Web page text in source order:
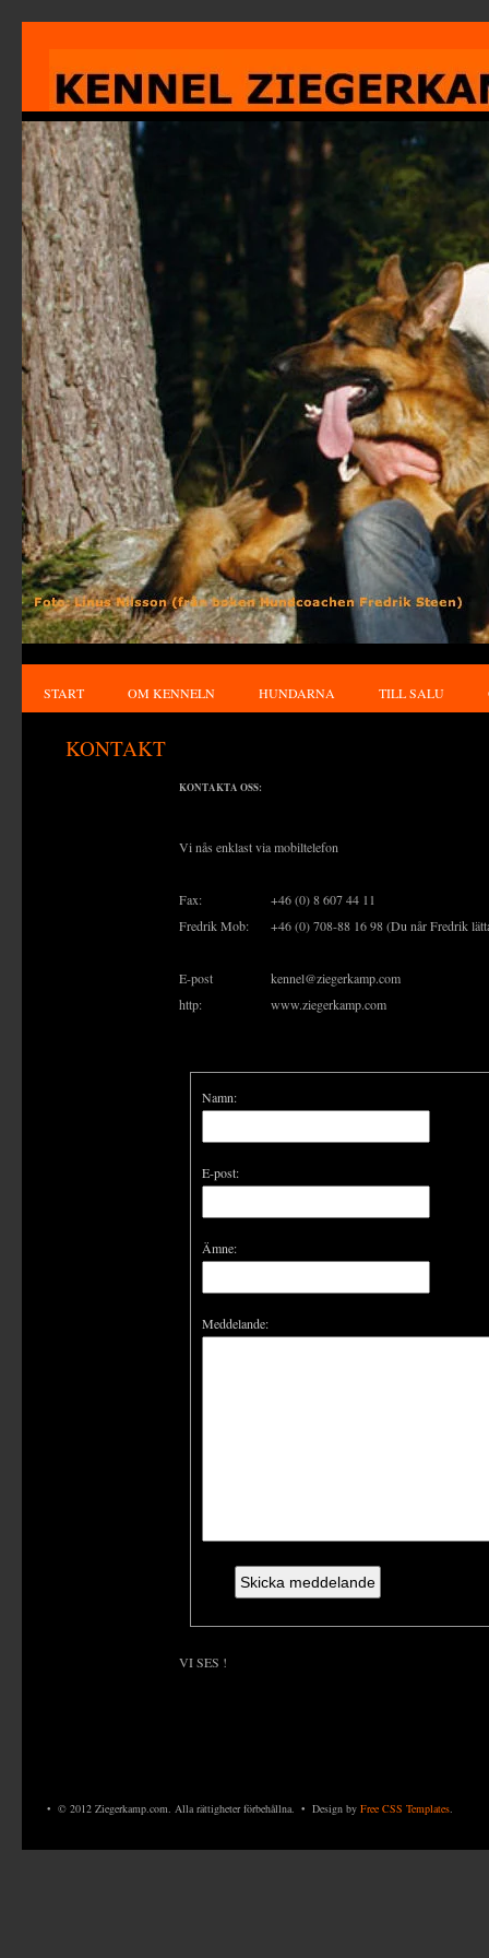
START OM KENNELN HUNDARNA TILL SALU
KONTAKT
KONTAKTA OSS:
Vi nås enklast via mobiltelefon
Fax:
+46 (0) 8 607 44 11
Fredrik Mob:
+46 (0) 708-88 16 98 (Du når Fredrik
E-post
kennel@ziegerkamp.com
http:
www.ziegerkamp.com
Namn:
E-post:
Ämne:
Meddelande:
VI SES !
• © 2012 Ziegerkamp.com. Alla rättigheter förbehållna. • Design by Free CSS Templates.